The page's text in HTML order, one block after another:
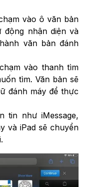
vào ô văn bản
động nhận diện và
văn bản đánh
vào thanh tìm
tìm. Văn bản sẽ
đánh máy để thực
tin như iMessage,
và iPad sẽ chuyển